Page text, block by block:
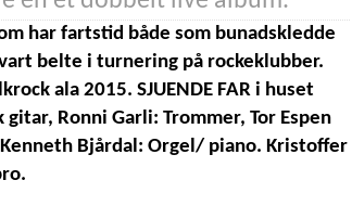
har fartstid både som bunadskledde
belte i turnering på rockeklubber.
ala 2015. SJUENDE FAR i huset
Ronni Garli: Trommer, Tor Espen
Bjårdal: Orgel/ piano. Kristoffer